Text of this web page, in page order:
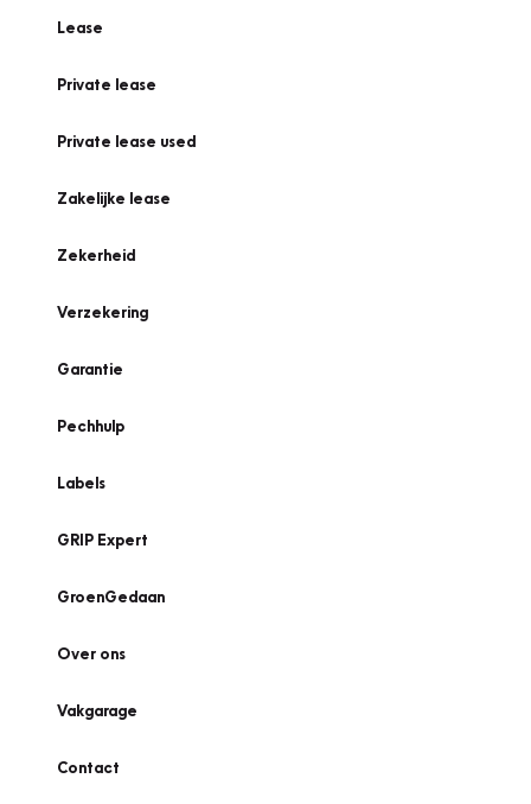
Lease
Private lease
Private lease used
Zakelijke lease
Zekerheid
Verzekering
Garantie
Pechhulp
Labels
GRIP Expert
GroenGedaan
Over ons
Vakgarage
Contact